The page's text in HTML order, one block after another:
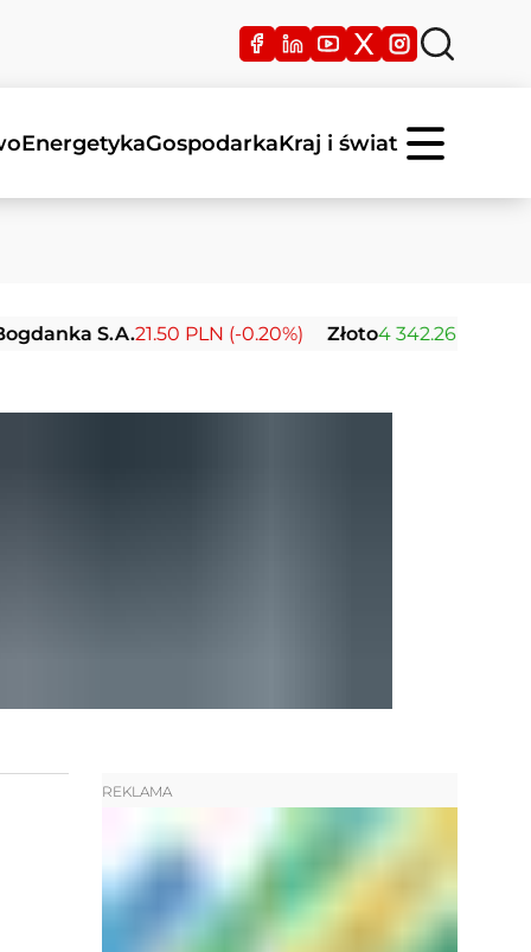
EnergetykaGospodarkaKraj i świat
S.A.21.50 PLN (-0.20%) Złoto4 342.26 USD (0.00%)
REKLAMA